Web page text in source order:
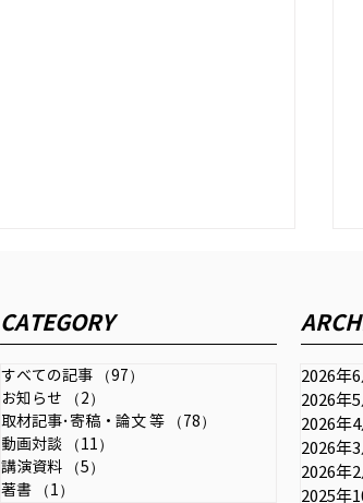
金融の指針」2026年7月号
(第25号)
イノベーション・インテリジェン
ス研究所が発刊する「金融・資本
市場リサーチ」2026年７月号
（第25号にインタビュー記事が
掲載されました。
CATEGORY
すべての記事 （97）
お知らせ
（2）
取材記事･寄稿・論文 等
（78）
動画対談
（11）
講演資料
（5）
著書
（1）
2026年6
2026年5
2026年4
2026年3
2026年2
2025年